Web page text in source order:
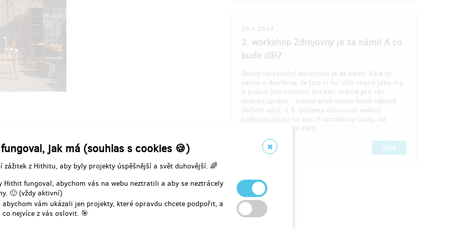
jak má (souhlas s cookies 🍪)
zážitek z Hithitu, aby byly projekty úspěšnější a svět duhovější. 🌈
fungoval, abychom vás na webu neztratili a aby se neztrácely
🙂 (vždy aktivní)
vám ukázali jen projekty, které opravdu chcete podpořit, a
nejvíce z vás oslovit. 🎯
Zdrojovny budete mít
a zvýhodněné vstupné na
workshopy.
na webu a na Zdi slávy
nebo jméno Vaší firmy na
zdí Zdrojovny)
krásnými lektory. Odměnu můžete použít
Doručení odměny: do roku po ukončení
fungovat.
(dovybavení dílny, nezbytné úpravy interiéru).
29.4.2014
2. workshop Zdrojovny je za námi! A co
bude dál?
Druhý recyklační workshop je za námi! Byla to
pecka a doufáme, že jste si ho užili stejně jako my.
A pokud jste nemohli dorazit, máme pro vás
dobrou zprávu - máme před sebou hned několik
dalších akcí: 1.5. budeme oslavovat velkou
světovou lásku na akci Františkovy lásky, od
14.00 před kinem OKO.…
Více